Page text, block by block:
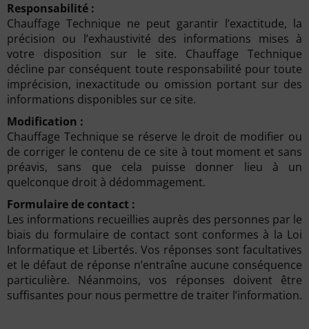
Responsabilité :
Chauffage Technique ne peut garantir l’exactitude, la
précision ou l’exhaustivité des informations mises à
votre disposition sur le site. Chauffage Technique
décline par conséquent toute responsabilité pour toute
imprécision, inexactitude ou omission portant sur des
informations disponibles sur ce site.
Modification :
Chauffage Technique se réserve le droit de modifier ou
de corriger le contenu de ce site à tout moment et sans
préavis, sans que cela puisse donner lieu à un
quelconque droit à dédommagement.
Formulaire de contact :
Les informations recueillies auprès des personnes par le
biais du formulaire de contact sont conformes à la Loi
Informatique et Libertés. Vos réponses sont facultatives
et le défaut de réponse n’entraîne aucune conséquence
particulière. Néanmoins, vos réponses doivent être
suffisantes pour nous permettre de traiter l’information.